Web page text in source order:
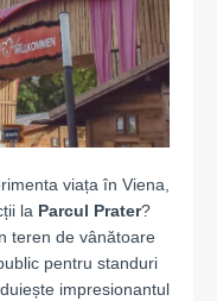
viața în Viena,
la Parcul Prater?
teren de vânătoare
pentru standuri
impresionantul